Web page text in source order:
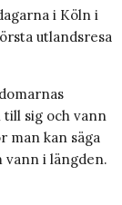
i Köln i
utlandsresa
till sig och vann
man kan säga
vann i längden.